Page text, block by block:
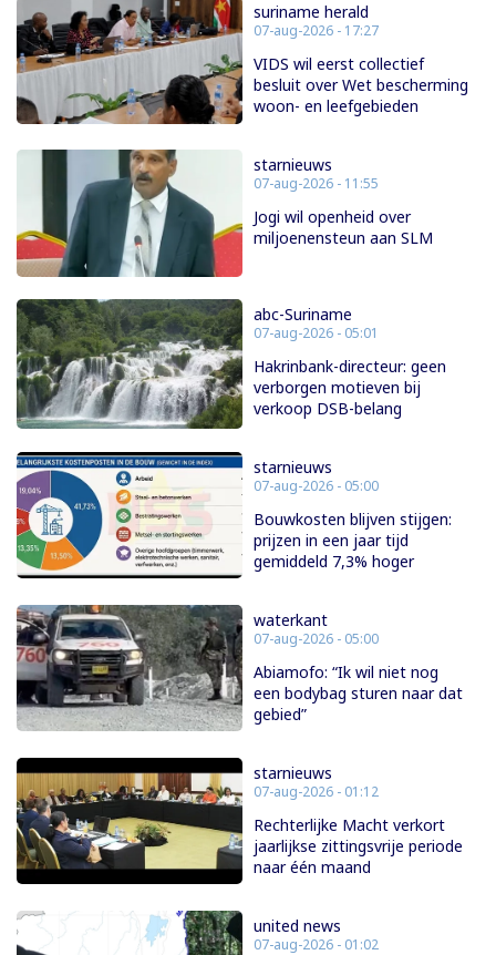
suriname herald
07-aug-2026 - 17:27
VIDS wil eerst collectief
besluit over Wet bescherming
woon- en leefgebieden
starnieuws
07-aug-2026 - 11:55
Jogi wil openheid over
miljoenensteun aan SLM
abc-Suriname
07-aug-2026 - 05:01
Hakrinbank-directeur: geen
verborgen motieven bij
verkoop DSB-belang
starnieuws
07-aug-2026 - 05:00
Bouwkosten blijven stijgen:
prijzen in een jaar tijd
gemiddeld 7,3% hoger
waterkant
07-aug-2026 - 05:00
Abiamofo: “Ik wil niet nog
een bodybag sturen naar dat
gebied”
starnieuws
07-aug-2026 - 01:12
Rechterlijke Macht verkort
jaarlijkse zittingsvrije periode
naar één maand
united news
07-aug-2026 - 01:02